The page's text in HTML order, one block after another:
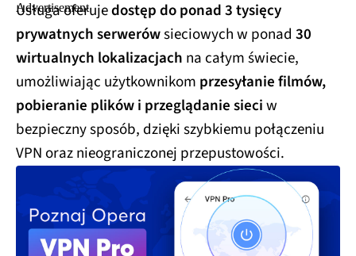
Usługa oferujedostęp do ponad 3 tysięcy
prywatnych serwerówsieciowych w ponad 30
wirtualnych lokalizacjach na całym świecie,
umożliwiając użytkownikom przesyłanie filmów,
pobieranie plików i przeglądanie sieciw
bezpieczny sposób, dzięki szybkiemu połączeniu
VPN oraz nieograniczonej przepustowości.